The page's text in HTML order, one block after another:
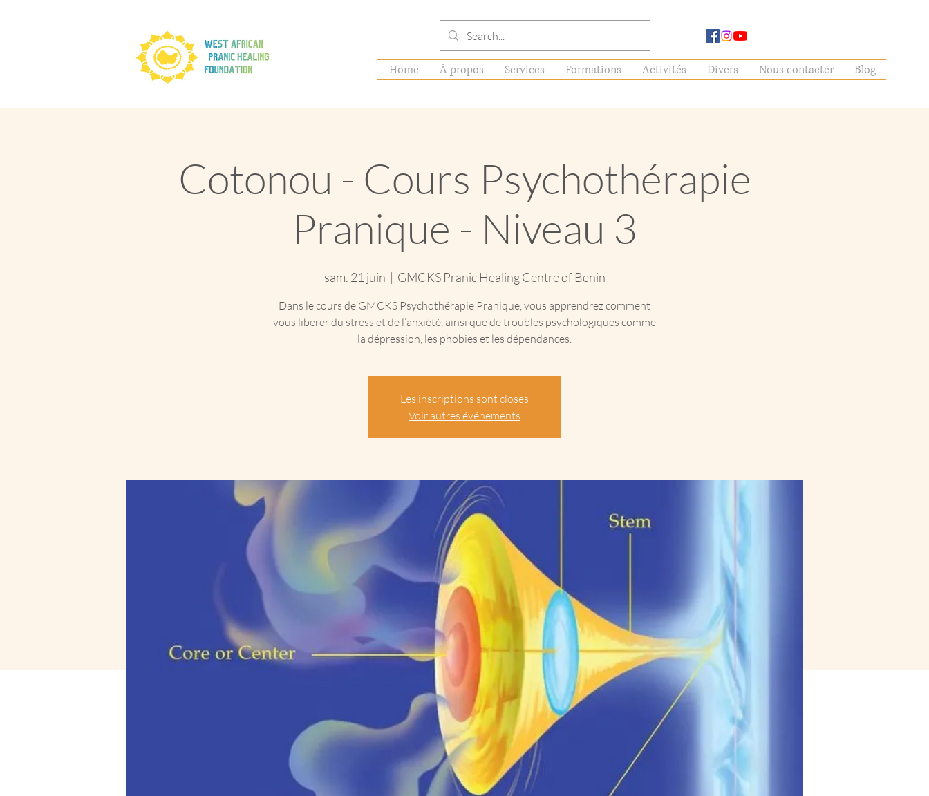
Home À propos Services Formations Activités Divers Nous contacter Blog
Cotonou - Cours Psychothérapie
Pranique - Niveau 3
sam. 21 juin
  |
GMCKS Pranic Healing Centre of Benin
Dans le cours de GMCKS Psychothérapie Pranique, vous apprendrez comment
vous liberer du stress et de l’anxiété, ainsi que de troubles psychologiques comme
la dépression, les phobies et les dépendances.
Les inscriptions sont closes
Voir autres événements